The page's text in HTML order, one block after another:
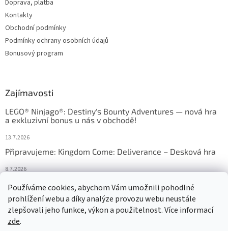
Používáme cookies, abychom Vám umožnili pohodlné
prohlížení webu a díky analýze provozu webu neustále
zlepšovali jeho funkce, výkon a použitelnost. Více informací
zde.
Doprava, platba
Kontakty
Obchodní podmínky
Podmínky ochrany osobních údajů
Bonusový program
Zajímavosti
LEGO® Ninjago®: Destiny's Bounty Adventures — nová hra
a exkluzivní bonus u nás v obchodě!
13.7.2026
Připravujeme: Kingdom Come: Deliverance – Desková hra
8.7.2026
Nejlepší deskové hry: výběr, který frčí v celém Česku
18.6.2026